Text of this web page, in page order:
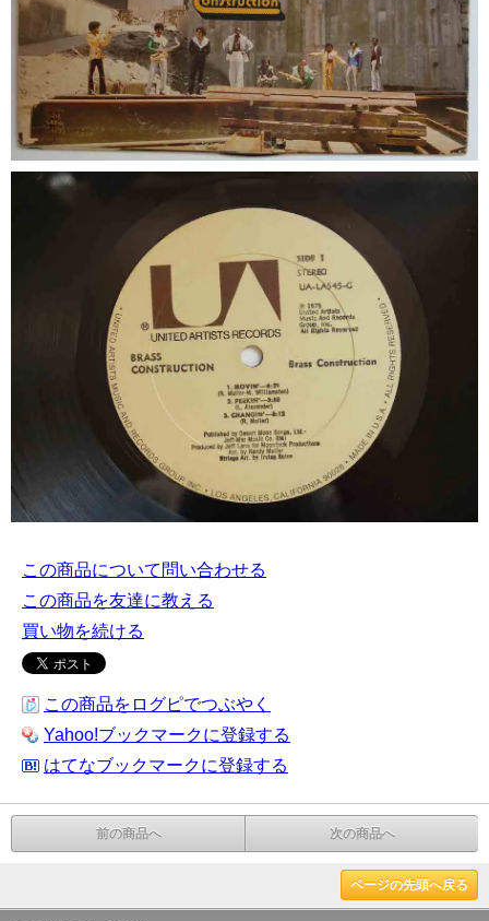
この商品について問い合わせる
この商品を友達に教える
買い物を続ける
この商品をログピでつぶやく
Yahoo!ブックマークに登録する
はてなブックマークに登録する
前の商品へ 次の商品へ
ページの先頭へ戻る